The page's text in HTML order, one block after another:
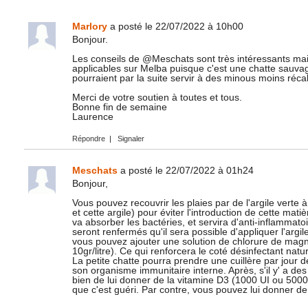
Marlory a posté le 22/07/2022 à 10h00
Bonjour.
Les conseils de @Meschats sont très intéressants
applicables sur Melba puisque c'est une chatte
pourraient par la suite servir à des minous moins
Merci de votre soutien à toutes et tous.
Bonne fin de semaine
Laurence
Répondre | Signaler
Meschats a posté le 22/07/2022 à 01h24
Bonjour,
Vous pouvez recouvrir les plaies par de l'argile verte
et cette argile) pour éviter l'introduction de cette
va absorber les bactéries, et servira d'anti-
seront renfermés qu'il sera possible d'appliquer
vous pouvez ajouter une solution de chlorure de
10gr/litre). Ce qui renforcera le coté désinfectant
La petite chatte pourra prendre une cuillère par jour
son organisme immunitaire interne. Après, s'il y' a
bien de lui donner de la vitamine D3 (1000 UI ou
que c'est guéri. Par contre, vous pouvez lui donner